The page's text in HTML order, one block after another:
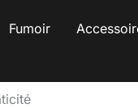
Fumoir